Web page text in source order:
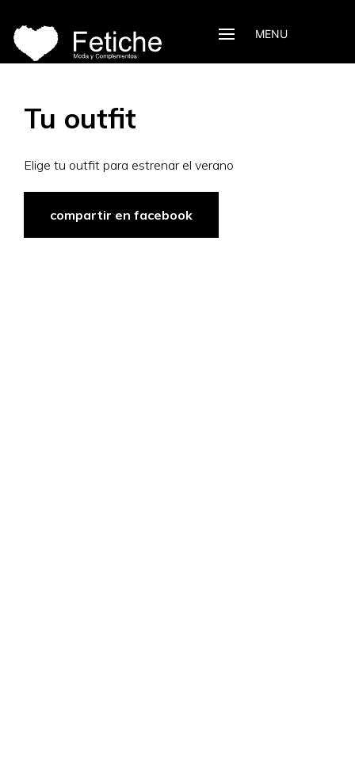
MENU
Tu outfit
Elige tu outfit para estrenar el verano
compartir en facebook